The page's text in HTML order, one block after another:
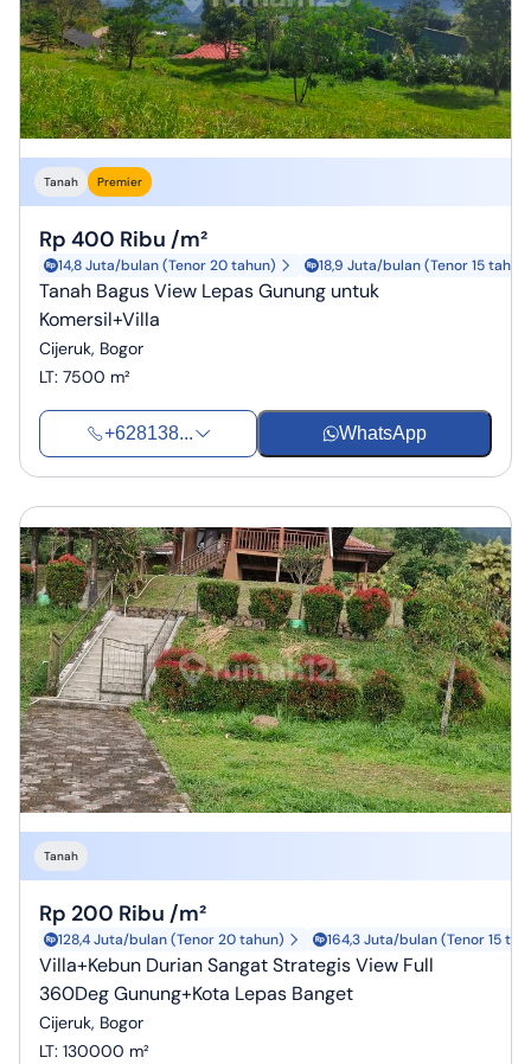
Tanah Premier
Rp 400 Ribu /m²
14,8 Juta/bulan (Tenor 20 tahun) 18,9 Juta/bulan (Tenor 15
Tanah Bagus View Lepas Gunung untuk
Komersil+Villa
Cijeruk, Bogor
LT: 7500 m²
+628138... WhatsApp
Tanah
Rp 200 Ribu /m²
128,4 Juta/bulan (Tenor 20 tahun) 164,3 Juta/bulan (Tenor 15
Villa+Kebun Durian Sangat Strategis View Full
360Deg Gunung+Kota Lepas Banget
Cijeruk, Bogor
LT: 130000 m²